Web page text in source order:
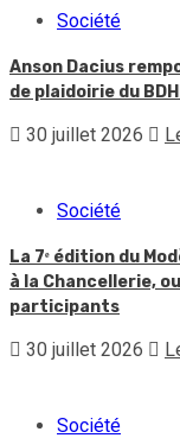
Société
Anson Dacius
de plaidoirie du
30 juillet 2026
Société
La 7ᵉ édition du
à la Chancellerie,
participants
30 juillet 2026
Société